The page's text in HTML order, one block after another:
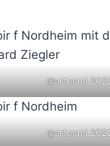
@artusmi
@artusmi